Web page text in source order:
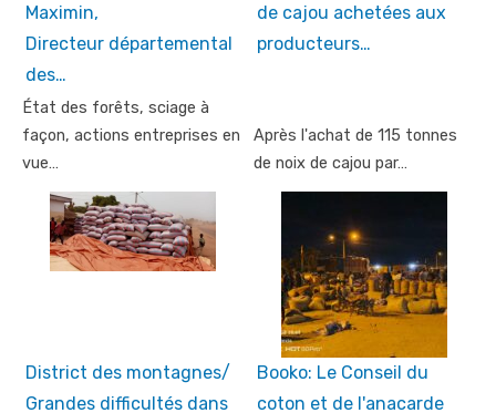
Maximin,
Directeur départemental
des…
État des forêts, sciage à
façon, actions entreprises en
vue…
de cajou achetées aux
producteurs…
Après l'achat de 115 tonnes
de noix de cajou par…
District des montagnes/
Grandes difficultés dans
Booko: Le Conseil du
coton et de l'anacarde